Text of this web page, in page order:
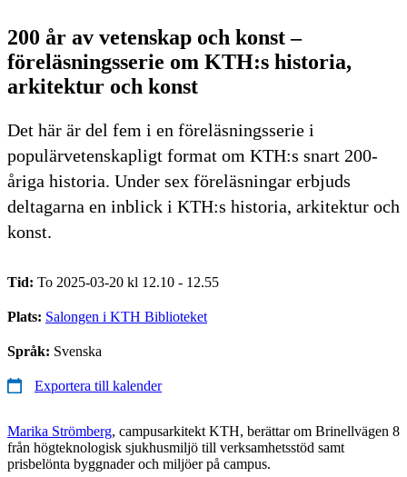
200 år av vetenskap och konst –
föreläsningsserie om KTH:s historia,
arkitektur och konst
Det här är del fem i en föreläsningsserie i
populärvetenskapligt format om KTH:s snart 200-
åriga historia. Under sex föreläsningar erbjuds
deltagarna en inblick i KTH:s historia, arkitektur och
konst.
Tid: To 2025-03-20 kl 12.10 - 12.55
Plats: Salongen i KTH Biblioteket
Språk: Svenska
Exportera till kalender
Marika Strömberg, campusarkitekt KTH, berättar om Brinellvägen 8
från högteknologisk sjukhusmiljö till verksamhetsstöd samt
prisbelönta byggnader och miljöer på campus.